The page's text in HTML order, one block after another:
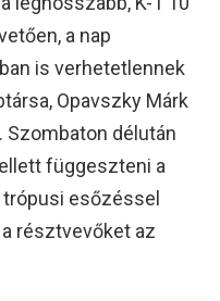
a nap
is verhetetlennek
Opavszky Márk
Szombaton délután
függeszteni a
esőzéssel
résztvevőket az